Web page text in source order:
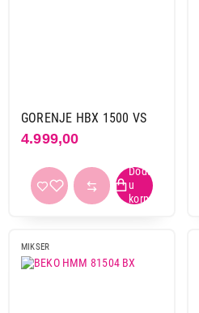
GORENJE HBX 1500 VS
4.999,00
MIKSER